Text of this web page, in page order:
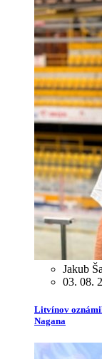
Jakub
03. 08.
Litvínov
Nagana